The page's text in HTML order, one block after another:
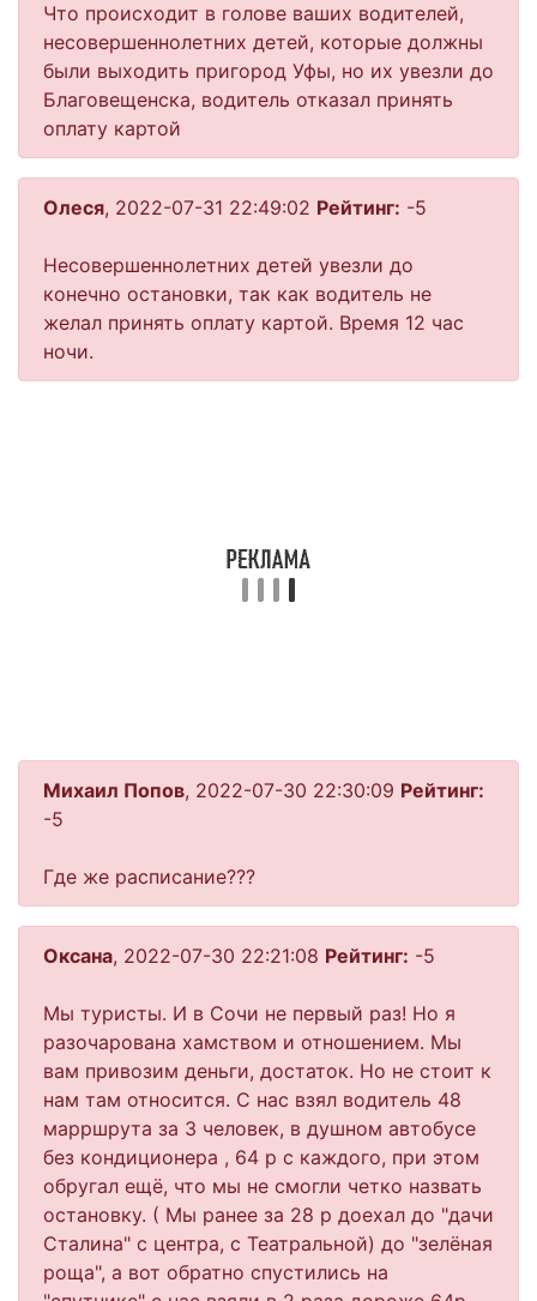
Что происходит в голове ваших водителей,
несовершеннолетних детей, которые должны
были выходить пригород Уфы, но их увезли до
Благовещенска, водитель отказал принять
оплату картой
Олеся, 2022-07-31 22:49:02 Рейтинг: -5
Несовершеннолетних детей увезли до
конечно остановки, так как водитель не
желал принять оплату картой. Время 12 час
ночи.
Михаил Попов, 2022-07-30 22:30:09 Рейтинг:
-5
Где же расписание???
Оксана, 2022-07-30 22:21:08 Рейтинг: -5
Мы туристы. И в Сочи не первый раз! Но я
разочарована хамством и отношением. Мы
вам привозим деньги, достаток. Но не стоит к
нам там относится. С нас взял водитель 48
марршрута за 3 человек, в душном автобусе
без кондиционера , 64 р с каждого, при этом
обругал ещё, что мы не смогли четко назвать
остановку. ( Мы ранее за 28 р доехал до "дачи
Сталина" с центра, с Театральной) до "зелёная
роща", а вот обратно спустились на